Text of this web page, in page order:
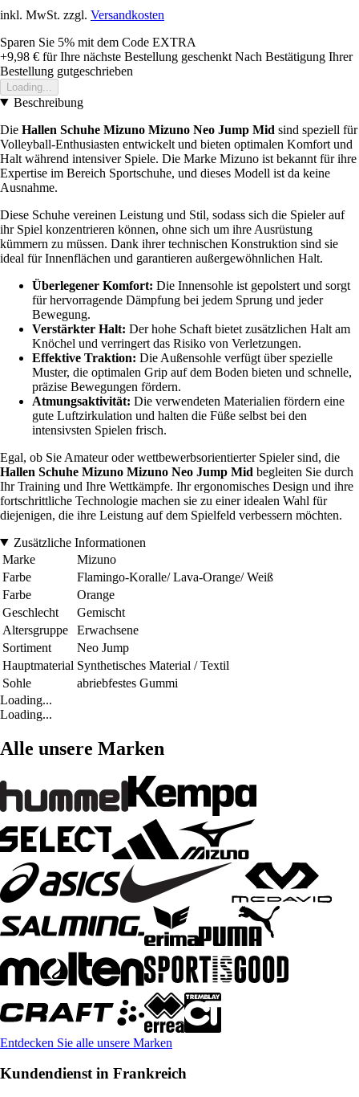
inkl. MwSt. zzgl. Versandkosten
Sparen Sie 5% mit dem Code EXTRA
+9,98 € für Ihre nächste Bestellung geschenkt Nach Bestätigung Ihrer
Bestellung gutgeschrieben
Loading...
Beschreibung
Die Hallen Schuhe Mizuno Mizuno Neo Jump Mid sind speziell für
Volleyball-Enthusiasten entwickelt und bieten optimalen Komfort und
Halt während intensiver Spiele. Die Marke Mizuno ist bekannt für ihre
Expertise im Bereich Sportschuhe, und dieses Modell ist da keine
Ausnahme.
Diese Schuhe vereinen Leistung und Stil, sodass sich die Spieler auf
ihr Spiel konzentrieren können, ohne sich um ihre Ausrüstung
kümmern zu müssen. Dank ihrer technischen Konstruktion sind sie
ideal für Innenflächen und garantieren außergewöhnlichen Halt.
Überlegener Komfort: Die Innensohle ist gepolstert und sorgt
für hervorragende Dämpfung bei jedem Sprung und jeder
Bewegung.
Verstärkter Halt: Der hohe Schaft bietet zusätzlichen Halt am
Knöchel und verringert das Risiko von Verletzungen.
Effektive Traktion: Die Außensohle verfügt über spezielle
Muster, die optimalen Grip auf dem Boden bieten und schnelle,
präzise Bewegungen fördern.
Atmungsaktivität: Die verwendeten Materialien fördern eine
gute Luftzirkulation und halten die Füße selbst bei den
intensivsten Spielen frisch.
Egal, ob Sie Amateur oder wettbewerbsorientierter Spieler sind, die
Hallen Schuhe Mizuno Mizuno Neo Jump Mid begleiten Sie durch
Ihr Training und Ihre Wettkämpfe. Ihr ergonomisches Design und ihre
fortschrittliche Technologie machen sie zu einer idealen Wahl für
diejenigen, die ihre Leistung auf dem Spielfeld verbessern möchten.
Zusätzliche Informationen
Marke
Mizuno
Farbe
Flamingo-Koralle/ Lava-Orange/ Weiß
Farbe
Orange
Geschlecht
Gemischt
Altersgruppe
Erwachsene
Sortiment
Neo Jump
Hauptmaterial Synthetisches Material / Textil
Sohle
abriebfestes Gummi
Loading...
Loading...
Alle unsere Marken
Entdecken Sie alle unsere Marken
Kundendienst in Frankreich